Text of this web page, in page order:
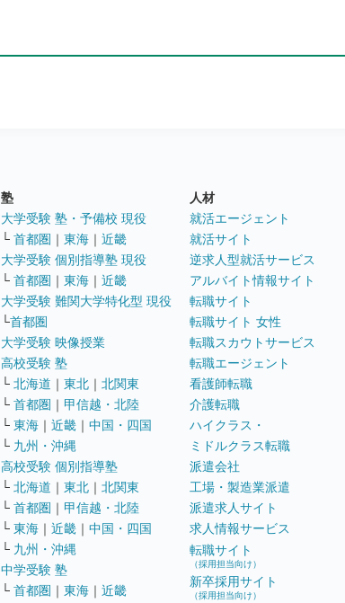
塾
大学受験 塾・予備校 現役
└ 首都圏 ｜ 東海 ｜ 近畿
大学受験 個別指導塾 現役
└ 首都圏 ｜ 東海 ｜ 近畿
大学受験 難関大学特化型 現役
└首都圏
大学受験 映像授業
高校受験 塾
└ 北海道 ｜ 東北 ｜ 北関東
└ 首都圏 ｜ 甲信越・北陸
└ 東海 ｜ 近畿 ｜ 中国・四国
└ 九州・沖縄
高校受験 個別指導塾
└ 北海道 ｜ 東北 ｜ 北関東
└ 首都圏 ｜ 甲信越・北陸
└ 東海 ｜ 近畿 ｜ 中国・四国
└ 九州・沖縄
中学受験 塾
└ 首都圏 ｜ 東海 ｜ 近畿
人材
就活エージェント
就活サイト
逆求人型就活サービス
アルバイト情報サイト
転職サイト
転職サイト 女性
転職スカウトサービス
転職エージェント
看護師転職
介護転職
ハイクラス・
ミドルクラス転職
派遣会社
工場・製造業派遣
派遣求人サイト
求人情報サービス
転職サイト
（採用担当向け）
新卒採用サイト
（採用担当向け）